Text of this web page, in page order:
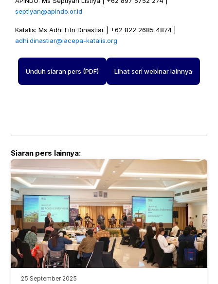
septiyan@apindo.or.id
adhi.dinastiar@iacepa-katalis.org
Unduh siaran pers (PDF) Lihat seri webinar lainnya
Siaran pers lainnya:
25 September 2025